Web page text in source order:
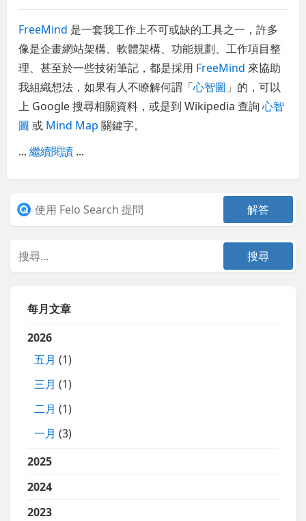
FreeMind 是一套我工作上不可或缺的工具之一，許多
像是企畫網站架構、軟體架構、功能規劃、工作項目整
理、甚至於一些技術筆記，都是採用 FreeMind 來協助
我組織想法，如果有人不瞭解何謂「心智圖 」的，可以
上 Google 搜尋相關資料，或是到 Wikipedia 查詢心智
圖 或 Mind Map 關鍵字。
...繼續閱讀 ...
每月文章
2026
五月 (1)
三月 (1)
二月 (1)
一月 (3)
2025
2024
2023